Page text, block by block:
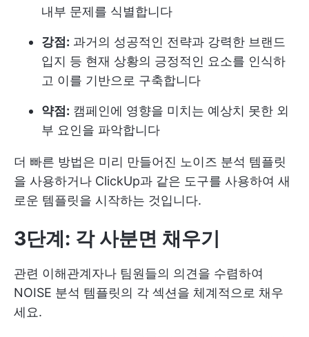
내부 문제를 식별합니다
강점: 과거의 성공적인 전략과 강력한 브랜드
입지 등 현재 상황의 긍정적인 요소를 인식하
고 이를 기반으로 구축합니다
약점: 캠페인에 영향을 미치는 예상치 못한 외
부 요인을 파악합니다
더 빠른 방법은 미리 만들어진 노이즈 분석 템플릿
을 사용하거나 ClickUp과 같은 도구를 사용하여 새
로운 템플릿을 시작하는 것입니다.
3단계: 각 사분면 채우기
관련 이해관계자나 팀원들의 의견을 수렴하여
NOISE 분석 템플릿의 각 섹션을 체계적으로 채우
세요.